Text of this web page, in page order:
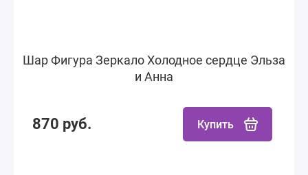
Шар Фигура Зеркало Холодное сердце Эльза
и Анна
870 руб. Купить